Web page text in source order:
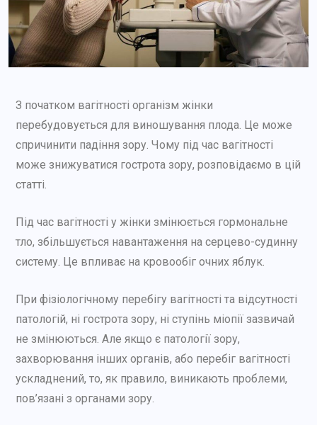
З початком вагітності організм жінки
перебудовується для виношування плода. Це може
спричинити падіння зору. Чому під час вагітності
може знижуватися гострота зору, розповідаємо в цій
статті.
Під час вагітності у жінки змінюється гормональне
тло, збільшується навантаження на серцево-судинну
систему. Це впливає на кровообіг очних яблук.
При фізіологічному перебігу вагітності та відсутності
патологій, ні гострота зору, ні ступінь міопії зазвичай
не змінюються. Але якщо є патології зору,
захворювання інших органів, або перебіг вагітності
ускладнений, то, як правило, виникають проблеми,
пов’язані з органами зору.